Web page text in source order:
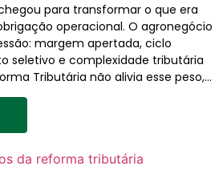
para transformar o que era
operacional. O agronegócio
margem apertada, ciclo
seletivo e complexidade tributária
Tributária não alivia esse peso,...